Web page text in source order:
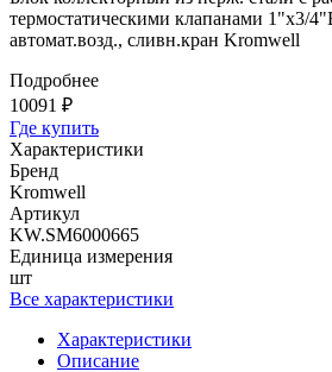
термостатическими клапанами 1"x3/
автомат.возд., сливн.кран Kromwell
Подробнее
10091 ₽
Где купить
Характеристики
Бренд
Kromwell
Артикул
KW.SM6000665
Единица измерения
шт
Все характеристики
Характеристики
Описание